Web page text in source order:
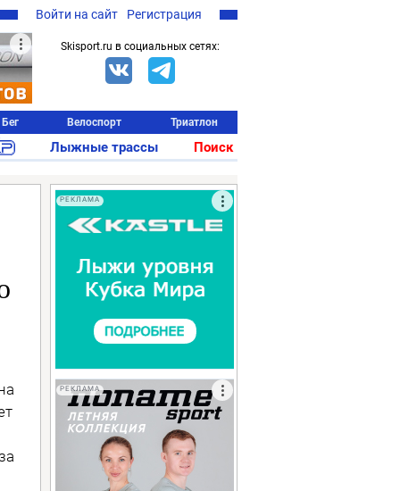
Войти на сайт Регистрация
Skisport.ru в социальных сетях:
Бег Велоспорт Триатлон
Лыжные трассы Поиск
РЕКЛАМА
РЕКЛАМА